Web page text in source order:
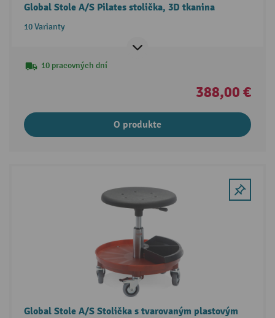
Global Stole A/S Pilates stolička, 3D tkanina
10 Varianty
10 pracovných dní
388,00 €
O produkte
Global Stole A/S Stolička s tvarovaným plastovým